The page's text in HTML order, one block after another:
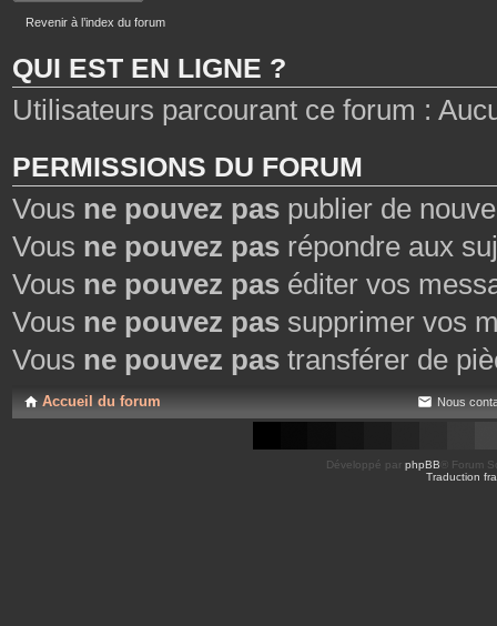
Revenir à l’index du forum
QUI EST EN LIGNE ?
Utilisateurs parcourant ce forum :
PERMISSIONS DU FORUM
Vous ne pouvez pas publier de
Vous ne pouvez pas répondre aux
Vous ne pouvez pas éditer vos
Vous ne pouvez pas supprimer vos
Vous ne pouvez pas transférer de
Accueil du forum Nous
Développé par phpBB ® Forum
Traduction